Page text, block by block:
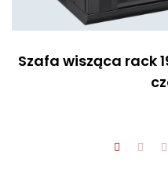
Szafa wisząca rack